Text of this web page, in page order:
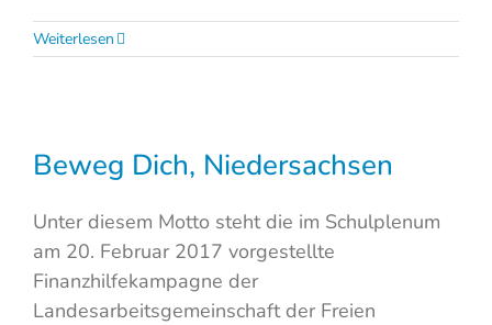
Weiterlesen
Beweg Dich, Niedersachsen
Unter diesem Motto steht die im Schulplenum
am 20. Februar 2017 vorgestellte
Finanzhilfekampagne der
Landesarbeitsgemeinschaft der Freien